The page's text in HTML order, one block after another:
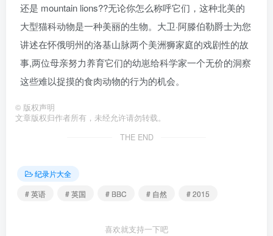
还是 mountain lions??无论你怎么称呼它们，这种北美的
大型猫科动物是一种美丽的生物。大卫·阿滕伯勒爵士为您
讲述在怀俄明州的洛基山脉两个美洲狮家庭的戏剧性的故
事,两位母亲努力养育它们的幼崽给科学家一个无价的洞察
这些难以捉摸的食肉动物的行为的机会。
© 版权声明
文章版权归作者所有，未经允许请勿转载。
THE END
纪录片大全
# 英语
# 英国 # BBC # 自然 # 2015
喜欢就支持一下吧